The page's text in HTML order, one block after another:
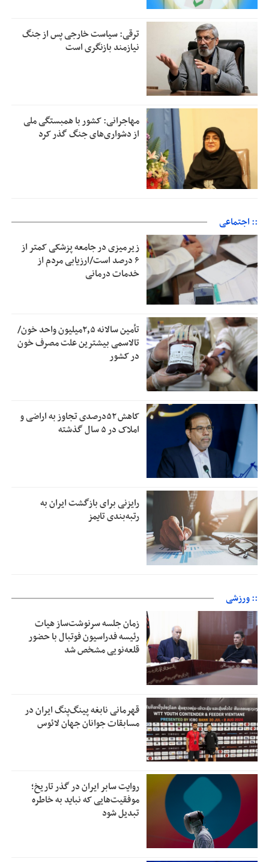
ترقی: سیاست خارجی پس از جنگ
نیازمند بازنگری است
مهاجرانی: کشور با همبستگی ملی
از دشواری‌های جنگ گذر کرد
:: اجتماعی
زیرمیزی در جامعه پزشکی کمتر از
۶ درصد است/ارزیابی مردم از
خدمات درمانی
تأمین سالانه ۲٫۵میلیون واحد خون/
تالاسمی بیشترین علت مصرف‌ خون
در کشور
کاهش ۵۲درصدی تجاوز به اراضی و
املاک در ۵ سال گذشته
رایزنی برای بازگشت ایران به
رتبه‌بندی تایمز
:: ورزشی
زمان جلسه سرنوشت‌ساز هیات
رئیسه فدراسیون فوتبال با حضور
قلعه‌نویی مشخص شد
قهرمانی نابغه پینگ‌پنگ ایران در
مسابقات جوانان جهان لائوس
روایت سابر ایران در گذر تاریخ؛
موفقیت‌هایی که نباید به خاطره
تبدیل شود